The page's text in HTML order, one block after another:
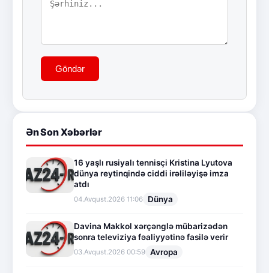
Göndər
Ən Son Xəbərlər
16 yaşlı rusiyalı tennisçi Kristina Lyutova
dünya reytinqində ciddi irəliləyişə imza
atdı
04.Avqust.2026 11:06 Dünya
Davina Makkol xərçənglə mübarizədən
sonra televiziya fəaliyyətinə fasilə verir
03.Avqust.2026 00:59 Avropa